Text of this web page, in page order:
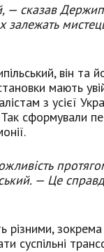
сказав
він та
мають
з усієї
сформували
— Це
різними,
суспільні